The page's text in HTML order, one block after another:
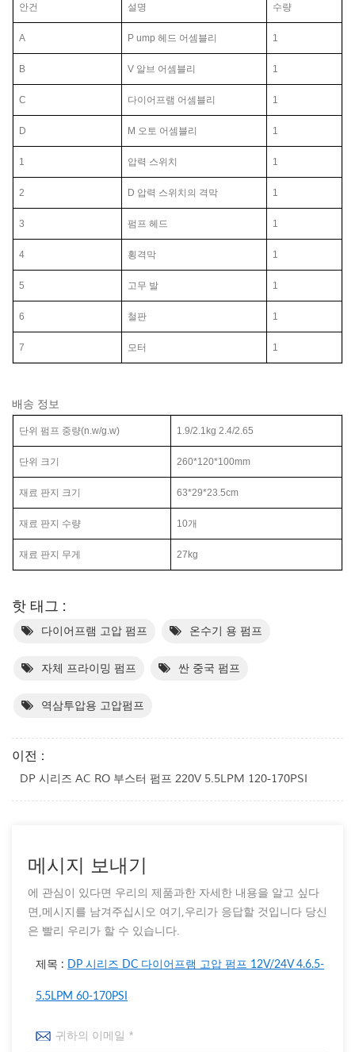
안건 설명 수량
A P ump 헤드 어셈블리 1
B V 알브 어셈블리 1
C 다이어프램 어셈블리 1
D M 오토 어셈블리 1
1 압력 스위치 1
2 D 압력 스위치의 격막 1
3 펌프 헤드 1
4 횡격막 1
5 고무 발 1
6 철판 1
7 모터 1
배송 정보
단위 펌프 중량(n.w/g.w) 1.9/2.1 kg 2.4/2.65
단위 크기 260*120*100mm
재료 판지 크기 63*29*23.5cm
재료 판지 수량 10개
재료 판지 무게 27kg
핫 태그 :
다이어프램 고압 펌프 온수기 용 펌프
자체 프라이밍 펌프 싼 중국 펌프
역삼투압용 고압펌프
이전 :
DP 시리즈 AC RO 부스터 펌프 220V 5.5LPM 120-170PSI
메시지 보내기
에 관심이 있다면 우리의 제품과한 자세한 내용을 알고 싶다
면,메시지를 남겨주십시오 여기,우리가 응답할 것입니다 당신
은 빨리 우리가 할 수 있습니다.
제목 : DP 시리즈 DC 다이어프램 고압 펌프 12V/24V 4.6.5-
5.5LPM 60-170PSI